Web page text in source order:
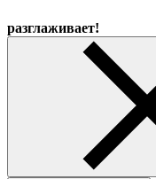
разглаживает!